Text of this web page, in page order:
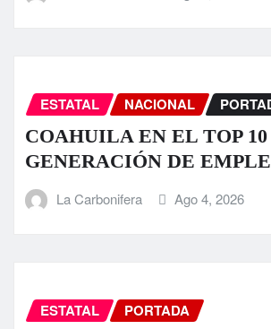
ESTATAL NACIONAL
COAHUILA EN EL TOP 10
GENERACIÓN DE
La Carbonifera Ago 4, 2026
ESTATAL PORTADA